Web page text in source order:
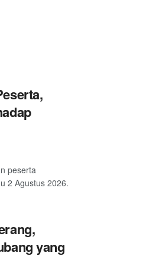
peserta
2 Agustus 2026.
yang